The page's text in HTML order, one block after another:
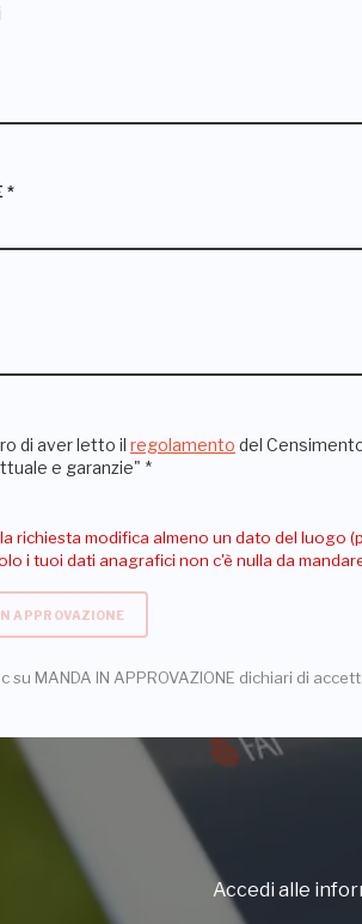
*
di aver letto il regolamento del
e garanzie" *
richiesta modifica almeno un dato del luogo
i tuoi dati anagrafici non c'è nulla da
APPROVAZIONE
su MANDA IN APPROVAZIONE dichiari di
Accedi alle